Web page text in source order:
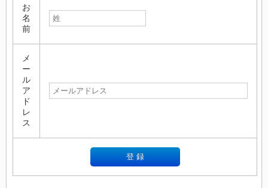
お
名
前
メ
ー
ル
ア
ド
レ
ス